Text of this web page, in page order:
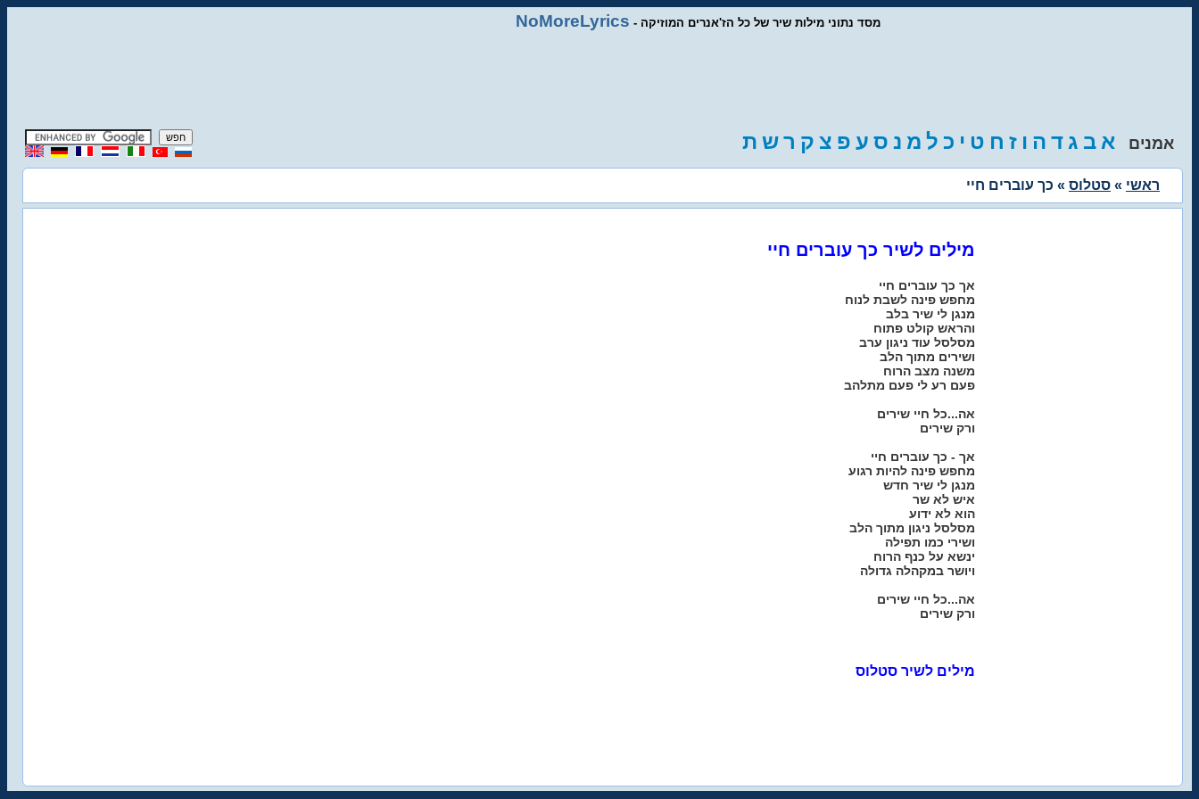
NoMoreLyrics - מסד נתוני מילות שיר של כל הז'אנרים המוזיקה
אמנים א ב ג ד ה ו ז ח ט י כ ל מ נ ס ע פ צ ק רש ת
ראשי » סטלוס » כך עוברים חיי
מילים לשיר כך עוברים חיי
אך כך עוברים חיי
מחפש פינה לשבת לנוח
מנגן לי שיר בלב
והראש קולט פתוח
מסלסל עוד ניגון ערב
ושירים מתוך הלב
משנה מצב הרוח
פעם רע לי פעם מתלהב
אה...כל חיי שירים
ורק שירים
אך - כך עוברים חיי
מחפש פינה להיות רגוע
מנגן לי שיר חדש
איש לא שר
הוא לא ידוע
מסלסל ניגון מתוך הלב
ושירי כמו תפילה
ינשא על כנף הרוח
ויושר במקהלה גדולה
אה...כל חיי שירים
ורק שירים
מילים לשיר סטלוס